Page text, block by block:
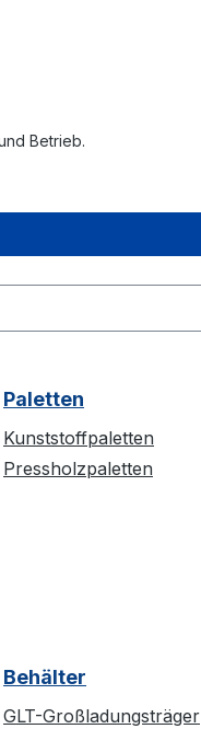
Betrieb.
Paletten
Kunststoffpaletten
Pressholzpaletten
Behälter
GLT-Großladungsträger